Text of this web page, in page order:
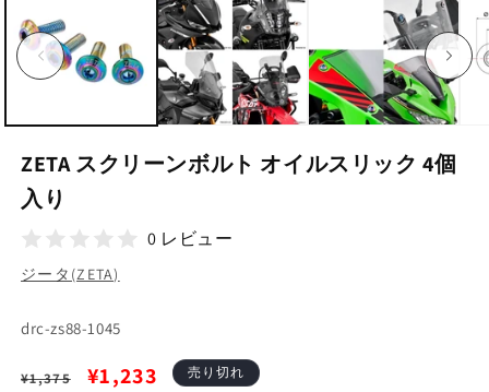
ル
で
デ
開
く
ZETA スクリーンボルト オイルスリック 4個
入り
0 レビュー
ジータ(ZETA)
SKU:
drc-zs88-1045
通
¥1,375
セ
¥1,233 売り切れ